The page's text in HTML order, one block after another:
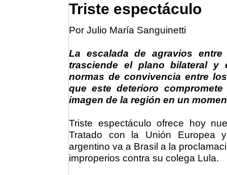
Triste espectáculo
Por Julio María Sanguinetti
La escalada de agravios
trasciende el plano bilateral y
normas de convivencia entre
que este deterioro
imagen de la región en un
Triste espectáculo ofrece hoy
Tratado con la Unión Europea
argentino va a Brasil a la
improperios contra su colega Lula.